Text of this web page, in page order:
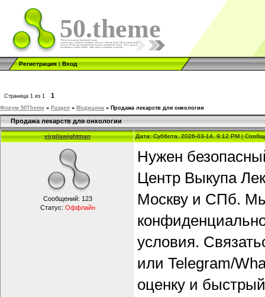
50.theme
Регистрация|Вход
Страница 1 из 1 1
Форум 50Theme » Раздел » Медицина » Продажа лекарств для онкологии
Продажа лекарств для онкологии
virgilawightman Дата: Суббота, 2026-03-14, 9:12 PM |
Сообщений: 123
Статус: Оффлайн
Нужен
Центр Выкупа
Москву и СПб. Мы
условия.
или Telegram/
оценку и